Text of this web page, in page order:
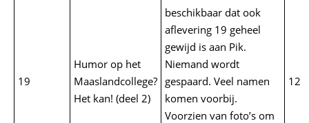
19
Humor op het
Maaslandcollege?
Het kan! (deel 2)
beschikbaar dat ook
aflevering 19 geheel
gewijd is aan Pik.
Niemand wordt
gespaard. Veel namen
komen voorbij.
Voorzien van foto’s om
12